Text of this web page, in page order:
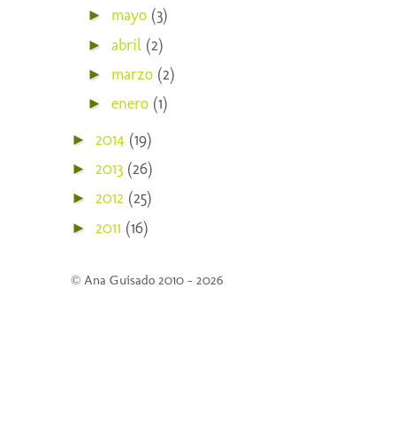
► mayo (3)
► abril (2)
► marzo (2)
► enero (1)
► 2014 (19)
► 2013 (26)
► 2012 (25)
► 2011 (16)
© Ana Guisado 2010 - 2026